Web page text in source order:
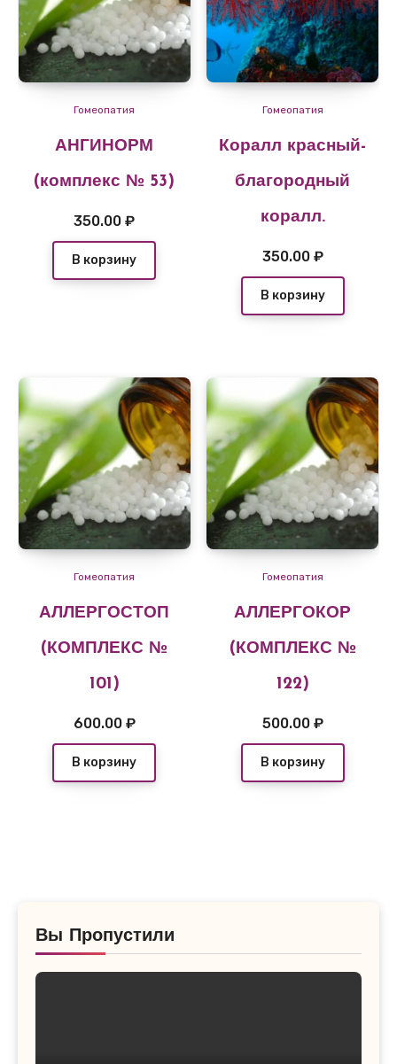
Гомеопатия
АНГИНОРМ
(комплекс № 53)
350.00₽
В корзину
Гомеопатия
Коралл красный-
благородный
коралл.
350.00 ₽
В корзину
Гомеопатия
АЛЛЕРГОСТОП
(КОМПЛЕКС №
101)
600.00 ₽
В корзину
Гомеопатия
АЛЛЕРГОКОР
(КОМПЛЕКС №
122)
500.00 ₽
В корзину
Вы Пропустили